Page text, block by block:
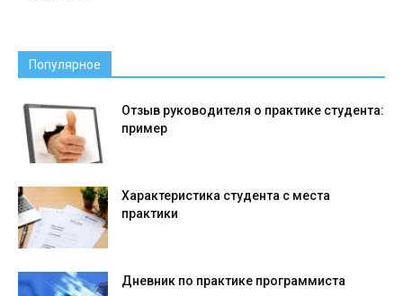
Популярное
Отзыв руководителя о практике студента:
пример
Характеристика студента с места
практики
Дневник по практике программиста